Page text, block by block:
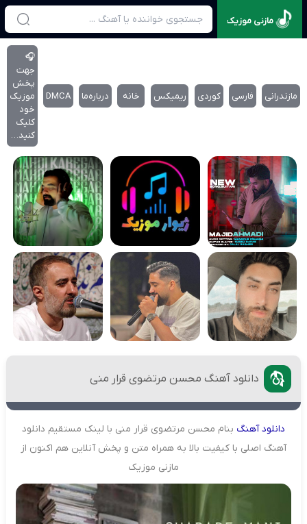
مازنی موزیک
مازندرانی فارسی کوردی ریمیکس خانه درباره‌‌ما DMCA
🎧
جهت
پخش
موزیک
خود
کلیک
کنید…
دانلود آهنگ محسن مرتضوی قرار منی
دانلودآهنگ بنام محسن مرتضوی قرار منی با لینک مستقیم دانلود
آهنگ اصلی با کیفیت بالا به همراه متن و پخش آنلاین هم اکنون از
مازنی موزیک